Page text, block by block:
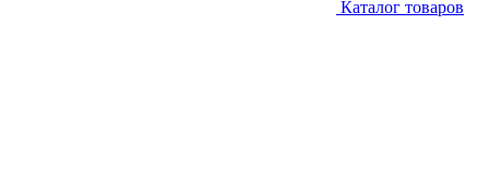
Каталог товаров